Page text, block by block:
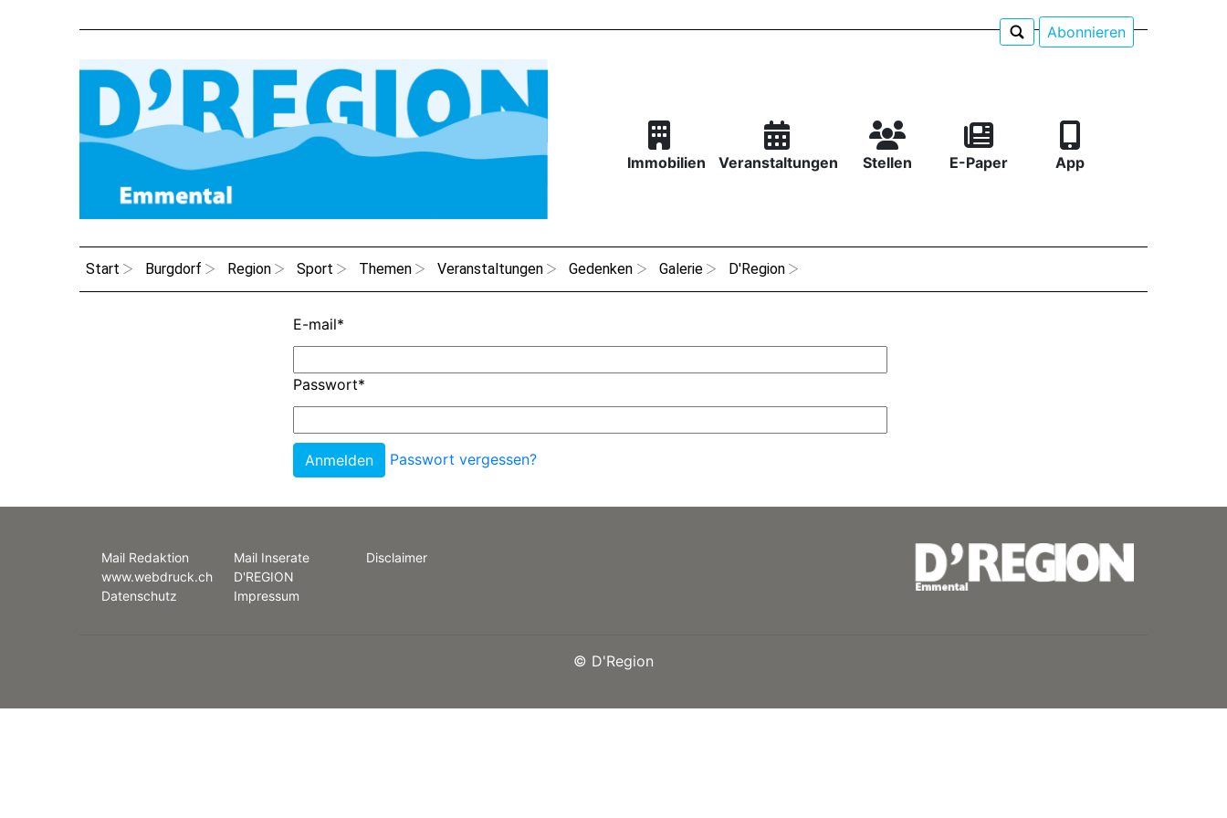
Abonnieren
Immobilien Veranstaltungen Stellen E-Paper App
Start Burgdorf Region Sport Themen Veranstaltungen Gedenken Galerie D'Region
E-mail*
Passwort*
Passwort vergessen?
Mail Redaktion
www.webdruck.ch
Datenschutz
Mail Inserate
D'REGION
Impressum
Disclaimer
© D'Region